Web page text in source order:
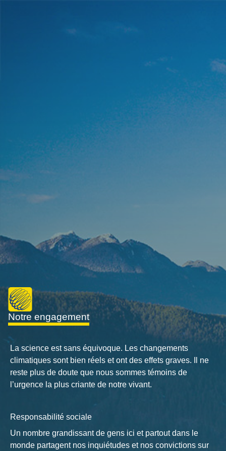
notre engagement
La science est sans équivoque. Les changements
climatiques sont bien réels et ont des effets graves. Il ne
reste plus de doute que nous sommes témoins de
l’urgence la plus criante de notre vivant.
Responsabilité sociale
Un nombre grandissant de gens ici et partout dans le
monde partagent nos inquiétudes et nos convictions sur